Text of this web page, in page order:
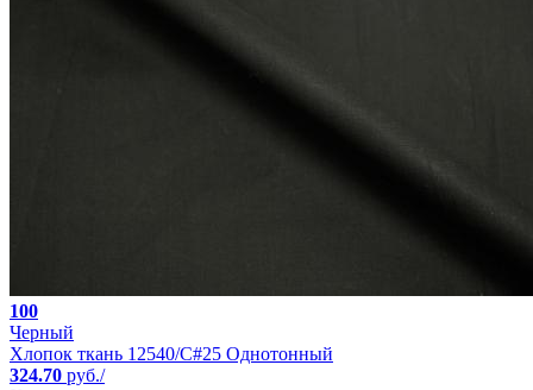
100
Черный
Хлопок ткань 12540/C#25 Однотонный
324.70 руб./